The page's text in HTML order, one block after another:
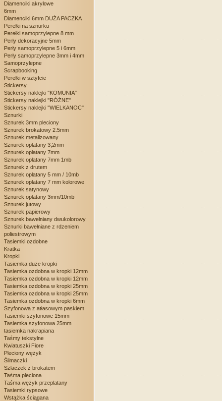
Diamenciki akrylowe
6mm
Diamenciki 6mm DUŻA PACZKA
Perełki na sznurku
Perełki samoprzylepne 8 mm
Perły dekoracyjne 5mm
Perły samoprzylepne 5 i 6mm
Perły samoprzylepne 3mm i 4mm
Samoprzylepne
Scrapbooking
Perełki w sztyfcie
Stickersy
Stickersy naklejki "KOMUNIA"
Stickersy naklejki "RÓŻNE"
Stickersy naklejki "WIELKANOC"
Sznurki
Sznurek 3mm pleciony
Sznurek brokatowy 2.5mm
Sznurek metalizowany
Sznurek oplatany 3,2mm
Sznurek oplatany 7mm
Sznurek oplatany 7mm 1mb
Sznurek z drutem
Sznurek oplatany 5 mm / 10mb
Sznurek oplatany 7 mm kolorowe
Sznurek satynowy
Sznurek oplatany 3mm/10mb
Sznurek jutowy
Sznurek papierowy
Sznurek bawełniany dwukolorowy
Sznurki bawełniane z rdzeniem
poliestrowym
Tasiemki ozdobne
Kratka
Kropki
Tasiemka duże kropki
Tasiemka ozdobna w kropki 12mm
Tasiemka ozdobna w kropki 12mm
Tasiemka ozdobna w kropki 25mm
Tasiemka ozdobna w kropki 25mm
Tasiemka ozdobna w kropki 6mm
Szyfonowa z atłasowym paskiem
Tasiemki szyfonowe 15mm
Tasiemka szyfonowa 25mm
tasiemka nakrapiana
Taśmy tekstylne
Kwiatuszki Fiore
Pleciony wężyk
Ślimaczki
Szlaczek z brokatem
Taśma pleciona
Taśma wężyk przeplatany
Tasiemki rypsowe
Wstążka ściągana